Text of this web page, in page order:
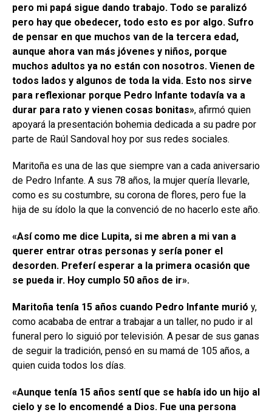
pero mi papá sigue dando trabajo. Todo se paralizó
pero hay que obedecer, todo esto es por algo. Sufro
de pensar en que muchos van de la tercera edad,
aunque ahora van más jóvenes y niños, porque
muchos adultos ya no están con nosotros. Vienen de
todos lados y algunos de toda la vida. Esto nos sirve
para reflexionar porque Pedro Infante todavía va a
durar para rato y vienen cosas bonitas», afirmó quien
apoyará la presentación bohemia dedicada a su padre por
parte de Raúl Sandoval hoy por sus redes sociales.
Maritoña es una de las que siempre van a cada aniversario
de Pedro Infante. A sus 78 años, la mujer quería llevarle,
como es su costumbre, su corona de flores, pero fue la
hija de su ídolo la que la convenció de no hacerlo este año.
«Así como me dice Lupita, si me abren a mi van a
querer entrar otras personas y sería poner el
desorden. Preferí esperar a la primera ocasión que
se pueda ir. Hoy cumplo 50 años de ir».
Maritoña tenía 15 años cuando Pedro Infante murió y,
como acababa de entrar a trabajar a un taller, no pudo ir al
funeral pero lo siguió por televisión. A pesar de sus ganas
de seguir la tradición, pensó en su mamá de 105 años, a
quien cuida todos los días.
«Aunque tenía 15 años sentí que se había ido un hijo al
cielo y se lo encomendé a Dios. Fue una persona